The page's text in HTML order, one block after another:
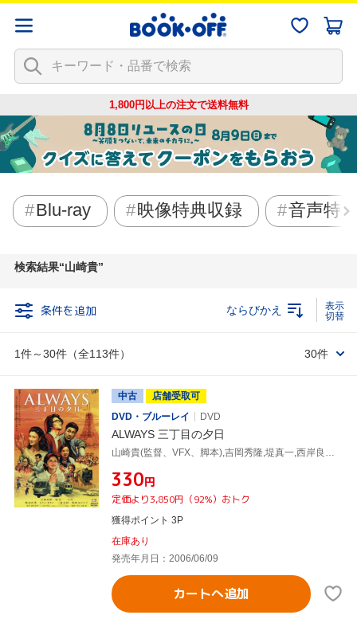
1,800円以上の注文で送料無料
Blu-ray 映像特典収録 音声特
検索結果 山崎貴
条件を追加
1件～30件（全113件）
ならびかえ
30件
中古
店舗受取可
DVD・ブルーレイ
DVD
ALWAYS 三丁目の夕日
¥330円
定価より3,850円（92%）おトク
獲得ポイント 3P
在庫あり
発売年月日：2006/06/09
カートへ追加